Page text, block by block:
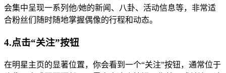
会集中呈现一系列他/她的新闻、八卦、活动信息等，非常适
合粉丝们随时随地掌握偶像的行程和动态。
4.点击“关注”按钮
在明星主页的显著位置，你会看到一个“关注”按钮，通常位于